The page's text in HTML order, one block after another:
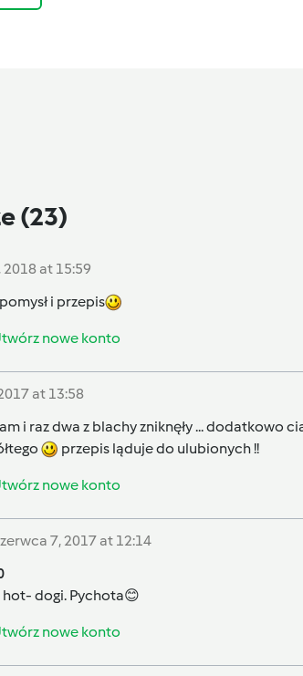
(23)
at 15:59
i przepis
nowe konto
at 13:58
i raz dwa z blachy zniknęły ...
przepis ląduje do ulubionych !!
nowe konto
7, 2017 at 12:14
dogi. Pychota😊
nowe konto